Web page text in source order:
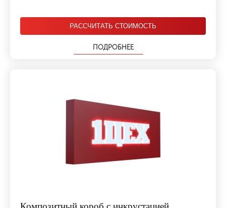
РАССЧИТАТЬ СТОИМОСТЬ
ПОДРОБНЕЕ